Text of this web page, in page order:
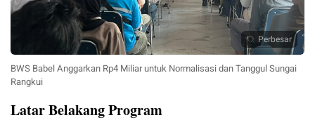
Perbesar
BWS Babel Anggarkan Rp4 Miliar untuk Normalisasi dan Tanggul Sungai
Rangkui
Latar Belakang Program